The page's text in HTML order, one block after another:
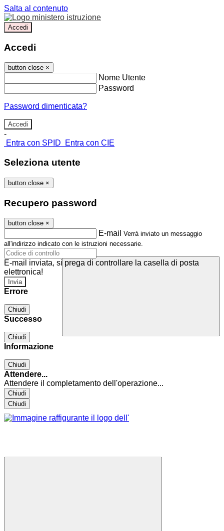
Salta al contenuto
Accedi
Accedi
button close ×
Nome Utente
Password
Password dimenticata?
-
Entra con SPID
Entra con CIE
Seleziona utente
button close ×
Recupero password
button close ×
E-mail Verrà inviato un messaggio
all'indirizzo indicato con le istruzioni necessarie.
E-mail inviata, si prega di controllare la casella di posta
elettronica!
Errore
Chiudi
Successo
Chiudi
Informazione
Chiudi
Attendere...
Attendere il completamento dell'operazione...
Chiudi
Chiudi